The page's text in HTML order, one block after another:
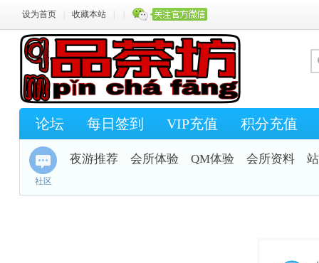
设为首页 收藏本站
论坛 每日签到 VIP充值 积分充值
社区
夜游推荐 会所体验 QM体验 会所资料